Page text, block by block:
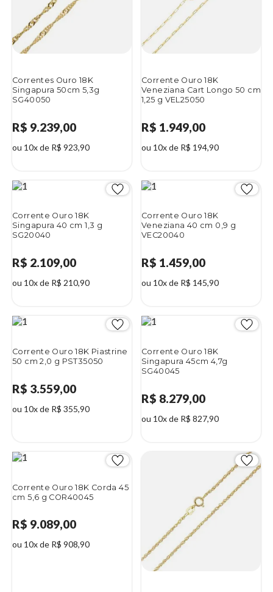
Correntes Ouro 18K
Singapura 50cm 5,3g
SG40050
R$ 9.239,00
ou 10x de R$ 923,90
Corrente Ouro 18K
Veneziana Cart Longo 50 cm
1,25 g VEL25050
R$ 1.949,00
ou 10x de R$ 194,90
Corrente Ouro 18K
Singapura 40 cm 1,3 g
SG20040
R$ 2.109,00
ou 10x de R$ 210,90
Corrente Ouro 18K
Veneziana 40 cm 0,9 g
VEC20040
R$ 1.459,00
ou 10x de R$ 145,90
Corrente Ouro 18K Piastrine
50 cm 2,0 g PST35050
R$ 3.559,00
ou 10x de R$ 355,90
Corrente Ouro 18K
Singapura 45cm 4,7g
SG40045
R$ 8.279,00
ou 10x de R$ 827,90
Corrente Ouro 18K Corda 45
cm 5,6 g COR40045
R$ 9.089,00
ou 10x de R$ 908,90